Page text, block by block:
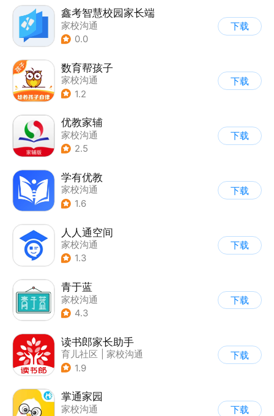
鑫考智慧校园家长端
家校沟通
0.0
下载
数育帮孩子
家校沟通
1.2
下载
优教家辅
家校沟通
2.5
下载
学有优教
家校沟通
1.6
下载
人人通空间
家校沟通
1.3
下载
青于蓝
家校沟通
4.3
下载
读书郎家长助手
育儿社区
家校沟通
1.9
下载
掌通家园
家校沟通
下载